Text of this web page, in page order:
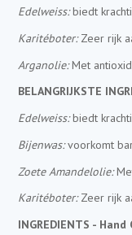
Edelweiss:biedt
Karitéboter:Zeer rijk
Arganolie:Met
BELANGRIJKSTE
Edelweiss:biedt
Bijenwas:voorkomt
Zoete Amandelolie:
Karitéboter:Zeer rijk
INGREDIENTS - Hand